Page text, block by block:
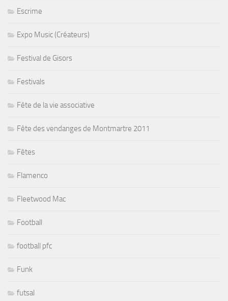
Escrime
Expo Music (Créateurs)
Festival de Gisors
Festivals
Fête de la vie associative
Fête des vendanges de Montmartre 2011
Fêtes
Flamenco
Fleetwood Mac
Football
football pfc
Funk
futsal